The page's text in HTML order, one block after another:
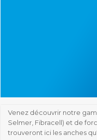
Venez découvrir notre
Selmer, Fibracell) et de
trouveront ici les anches